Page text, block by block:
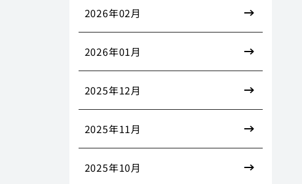
2026年02月
2026年01月
2025年12月
2025年11月
2025年10月